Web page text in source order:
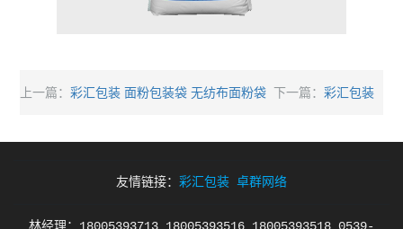
上一篇：彩汇包装 面粉包装袋 无纺布面粉袋 下一篇：彩汇包装
友情链接： 彩汇包装 卓群网络